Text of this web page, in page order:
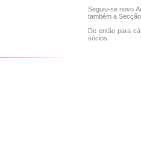
Seguiu-se novo
também a
De então para
sócios.